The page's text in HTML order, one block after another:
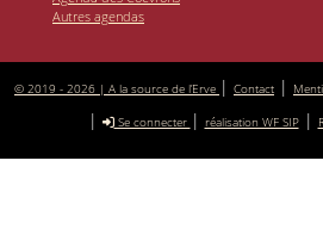
Autres agendas
© 2019 - 2026 | A la source de l’Erve | Contact |
| Se connecter | réalisation WF SIP|